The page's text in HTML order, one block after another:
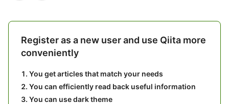
Register as a new user and use Qiita more
conveniently
You get articles that match your needs
You can efficiently read back useful information
You can use dark theme